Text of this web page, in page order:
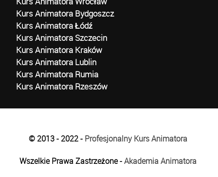
Kurs Animatora Bydgoszcz
Kurs Animatora Łódź
Kurs Animatora Szczecin
Kurs Animatora Kraków
Kurs Animatora Lublin
Kurs Animatora Rumia
Kurs Animatora Rzeszów
© 2013 - 2022 - Profesjonalny Kurs Animatora
Wszelkie Prawa Zastrzeżone -Akademia Animatora